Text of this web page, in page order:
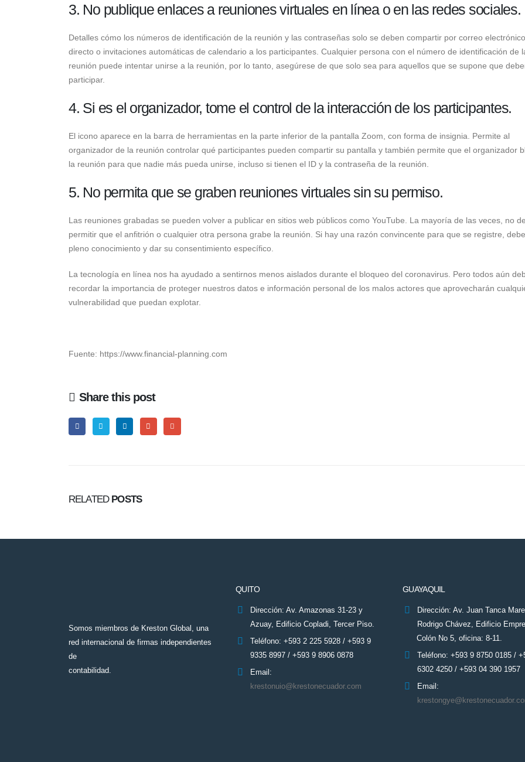
3. No publique enlaces a reuniones virtuales en línea o en las redes sociales.
Detalles cómo los números de identificación de la reunión y las contraseñas solo se deben compartir por correo electrónico
directo o invitaciones automáticas de calendario a los participantes. Cualquier persona con el número de identificación de
reunión puede intentar unirse a la reunión, por lo tanto, asegúrese de que solo sea para aquellos que se supone que
participar.
4. Si es el organizador, tome el control de la interacción de los participantes.
El icono aparece en la barra de herramientas en la parte inferior de la pantalla Zoom, con forma de insignia. Permite al
organizador de la reunión controlar qué participantes pueden compartir su pantalla y también permite que el organizador
la reunión para que nadie más pueda unirse, incluso si tienen el ID y la contraseña de la reunión.
5. No permita que se graben reuniones virtuales sin su permiso.
Las reuniones grabadas se pueden volver a publicar en sitios web públicos como YouTube. La mayoría de las veces, no
permitir que el anfitrión o cualquier otra persona grabe la reunión. Si hay una razón convincente para que se registre,
pleno conocimiento y dar su consentimiento específico.
La tecnología en línea nos ha ayudado a sentirnos menos aislados durante el bloqueo del coronavirus. Pero todos aún
recordar la importancia de proteger nuestros datos e información personal de los malos actores que aprovecharán
vulnerabilidad que puedan explotar.
Fuente: https://www.financial-planning.com
Share this post
RELATED POSTS
Somos miembros de Kreston Global, una
red internacional de firmas independientes
de
contabilidad.
QUITO
Dirección: Av. Amazonas 31-23 y
Azuay, Edificio Copladi, Tercer Piso.
Teléfono: +593 2 225 5928 / +593 9
9335 8997 / +593 9 8906 0878
Email:
krestonuio@krestonecuador.com
GUAYAQUIL
Dirección: Av. Juan Tanca
Rodrigo Chávez, Edificio
Colón No 5, oficina: 8-11.
Teléfono: +593 9 8750 0185 /
6302 4250 / +593 04 390 1957
Email: